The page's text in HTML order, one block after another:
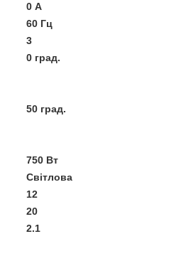
0 А
60 Гц
3
0 град.
50 град.
750 Вт
Світлова
12
20
2.1